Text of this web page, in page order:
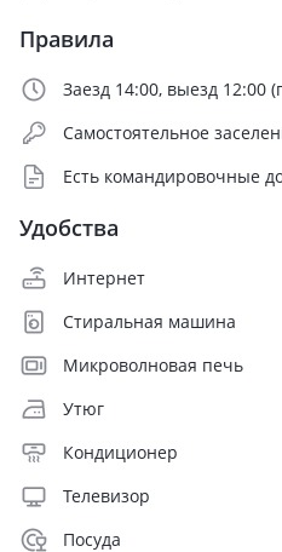
Правила
Заезд 14:00, выезд 12:00
Самостоятельное
Есть командировочные
Удобства
Интернет
Стиральная машина
Микроволновая печь
Утюг
Кондиционер
Телевизор
Посуда